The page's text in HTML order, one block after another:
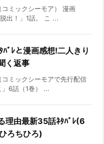
ミックシーモア） 漫画
出！」1話。 こ ...
ﾞﾚと漫画感想!二人きり
く返事
ミックシーモアで先行配信
6話（1巻） ...
理由最新35話ﾈﾀﾊﾞﾚ(6
ろちひろ)